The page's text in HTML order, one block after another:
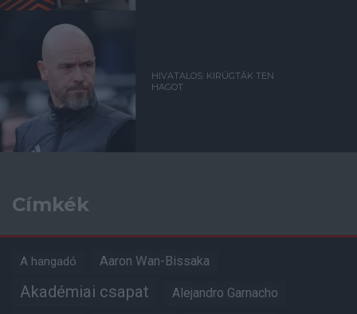
HIVATALOS: KIRÚGTÁK TEN
HAGOT
Címkék
A hangadó Aaron Wan-Bissaka
Akadémiai csapat Alejandro Garnacho